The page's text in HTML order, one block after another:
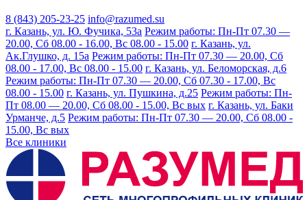
8 (843) 205-23-25 info@razumed.su
г. Казань, ул. Ю. Фучика, 53а Режим работы: Пн-Пт 07.30 —
20.00, Сб 08.00 - 16.00, Вс 08.00 - 15.00 г. Казань, ул.
Ак.Глушко, д. 15а Режим работы: Пн-Пт 07.30 — 20.00, Сб
08.00 - 17.00, Вс 08.00 - 15.00 г. Казань, ул. Беломорская, д.6
Режим работы: Пн-Пт 07.30 — 20.00, Сб 07.30 - 17.00, Вс
08.00 - 15.00 г. Казань, ул. Пушкина, д.25 Режим работы: Пн-
Пт 08.00 — 20.00, Сб 08.00 - 15.00, Вс вых г. Казань, ул. Баки
Урманче, д.5 Режим работы: Пн-Пт 07.30 — 20.00, Сб 08.00 -
15.00, Вс вых
Все клиники